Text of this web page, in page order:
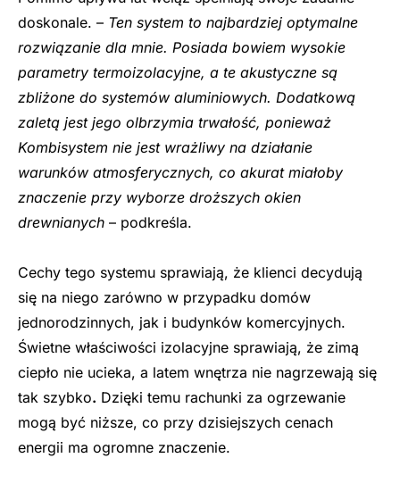
doskonale. – Ten system to najbardziej optymalne
rozwiązanie dla mnie. Posiada bowiem wysokie
parametry termoizolacyjne, a te akustyczne są
zbliżone do systemów aluminiowych. Dodatkową
zaletą jest jego olbrzymia trwałość, ponieważ
Kombisystem nie jest wrażliwy na działanie
warunków atmosferycznych, co akurat miałoby
znaczenie przy wyborze droższych okien
drewnianych – podkreśla.
Cechy tego systemu sprawiają, że klienci decydują
się na niego zarówno w przypadku domów
jednorodzinnych, jak i budynków komercyjnych.
Świetne właściwości izolacyjne sprawiają, że zimą
ciepło nie ucieka, a latem wnętrza nie nagrzewają się
tak szybko. Dzięki temu rachunki za ogrzewanie
mogą być niższe, co przy dzisiejszych cenach
energii ma ogromne znaczenie.